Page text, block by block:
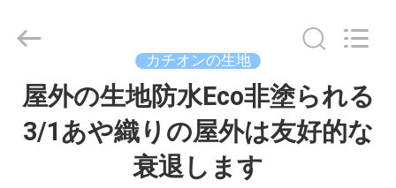
家
2026
Co.,Ltd.
Rights
Reserved.
カチオンの生地
屋外の生地防水Eco非塗られる
3/1あや織りの屋外は友好的な
衰退します